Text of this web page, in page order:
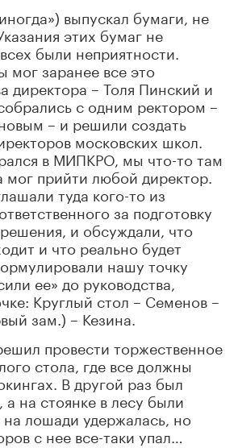
выпускал бумаги, не
этих бумаг не
были неприятности.
мог заранее все это
директора – Толя Пинский и
с одним ректором –
– и решили создать
московских школ.
в МИПКРО, мы что-то там
мог прийти любой директор.
туда кого-то из
за подготовку
и обсуждали, что
и что реально будет
нашу точку
ее» до руководства,
Круглый стол – Семенов –
зам.) – Кезина.
провести торжественное
стола, где все должны
В другой раз был
а на стоянке в лесу были
лошади удержалась, но
с нее все-таки упал…